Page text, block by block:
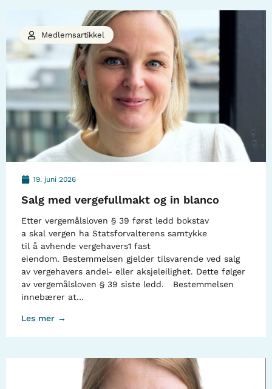
19. juni 2026
Salg med vergefullmakt og in blanco
Etter vergemålsloven § 39 først ledd bokstav
a skal vergen ha Statsforvalterens samtykke
til å avhende vergehavers1 fast
eiendom. Bestemmelsen gjelder tilsvarende ved salg
av vergehavers andel- eller aksjeleilighet. Dette følger
av vergemålsloven § 39 siste ledd. Bestemmelsen
innebærer at…
Les mer →
Medlemsartikkel